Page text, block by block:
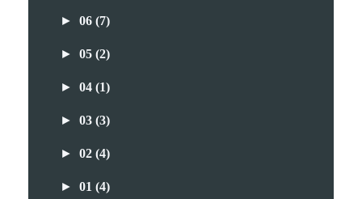
►06(7)
►05(2)
►04(1)
►03(3)
►02(4)
►01(4)